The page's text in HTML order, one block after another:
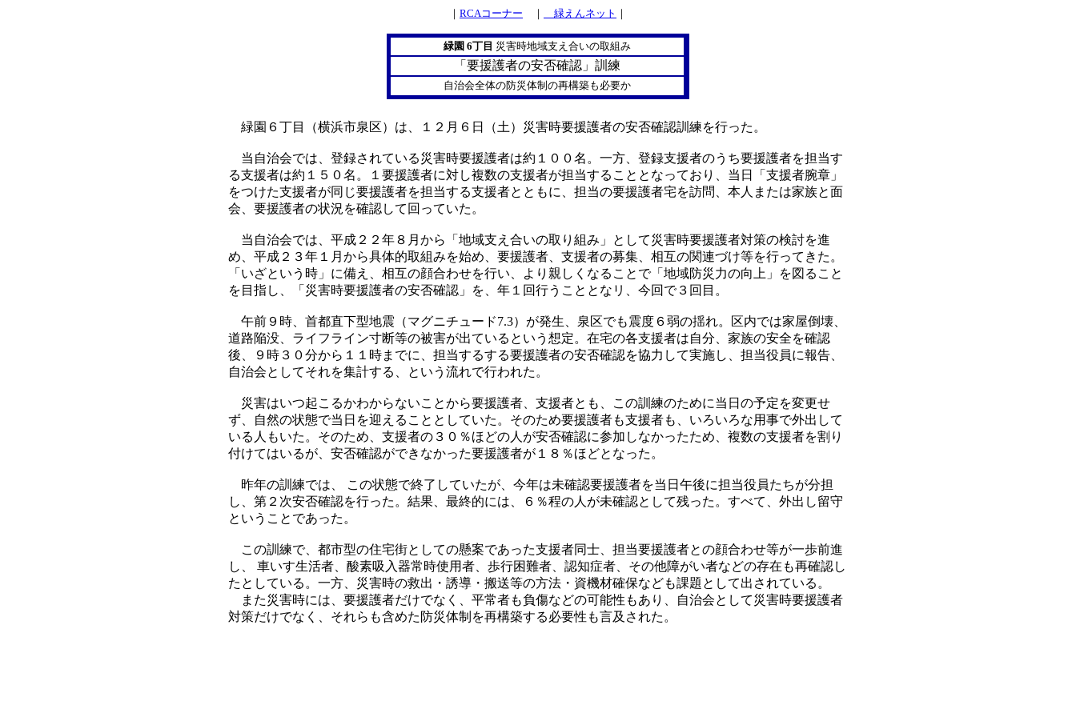
｜ RCAコーナー ｜ 緑えんネット ｜
緑園 6丁目 災害時地域支え合いの取組み
「要援護者の安否確認」訓練
自治会全体の防災体制の再構築も必要か
緑園６丁目（横浜市泉区）は、１２月６日（土）災害時要援護者の安否確認訓練を行った。
当自治会では、登録されている災害時要援護者は約１００名。一方、登録支援者のうち要援護者を担当す
る支援者は約１５０名。１要援護者に対し複数の支援者が担当することとなっており、当日「支援者腕章」
をつけた支援者が同じ要援護者を担当する支援者とともに、担当の要援護者宅を訪問、本人または家族と面
会、要援護者の状況を確認して回っていた。
当自治会では、平成２２年８月から「地域支え合いの取り組み」として災害時要援護者対策の検討を進
め、平成２３年１月から具体的取組みを始め、要援護者、支援者の募集、相互の関連づけ等を行ってきた。
「いざという時」に備え、相互の顔合わせを行い、より親しくなることで「地域防災力の向上」を図ること
を目指し、「災害時要援護者の安否確認」を、年１回行うこととなリ、今回で３回目。
午前９時、首都直下型地震（マグニチュード7.3）が発生、泉区でも震度６弱の揺れ。区内では家屋倒壊、
道路陥没、ライフライン寸断等の被害が出ているという想定。在宅の各支援者は自分、家族の安全を確認
後、９時３０分から１１時までに、担当するする要援護者の安否確認を協力して実施し、担当役員に報告、
自治会としてそれを集計する、という流れで行われた。
災害はいつ起こるかわからないことから要援護者、支援者とも、この訓練のために当日の予定を変更せ
ず、自然の状態で当日を迎えることとしていた。そのため要援護者も支援者も、いろいろな用事で外出して
いる人もいた。そのため、支援者の３０％ほどの人が安否確認に参加しなかったため、複数の支援者を割り
付けてはいるが、安否確認ができなかった要援護者が１８％ほどとなった。
昨年の訓練では、 この状態で終了していたが、今年は未確認要援護者を当日午後に担当役員たちが分担
し、第２次安否確認を行った。結果、最終的には、６％程の人が未確認として残った。すべて、外出し留守
ということであった。
この訓練で、都市型の住宅街としての懸案であった支援者同士、担当要援護者との顔合わせ等が一歩前進
し、 車いす生活者、酸素吸入器常時使用者、歩行困難者、認知症者、その他障がい者などの存在も再確認し
たとしている。一方、災害時の救出・誘導・搬送等の方法・資機材確保なども課題として出されている。
また災害時には、要援護者だけでなく、平常者も負傷などの可能性もあり、自治会として災害時要援護者
対策だけでなく、それらも含めた防災体制を再構築する必要性も言及された。